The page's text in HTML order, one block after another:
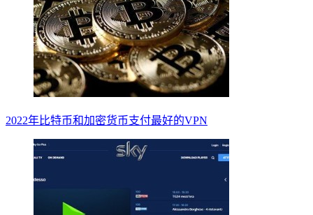
2022年比特币和加密货币支付最好的VPN